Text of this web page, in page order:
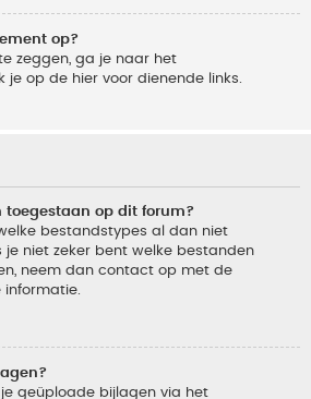
op?
zeggen, ga je naar het
je op de hier voor dienende links.
toegestaan op dit forum?
bestandstypes al dan niet
niet zeker bent welke bestanden
neem dan contact op met de
informatie.
geüploade bijlagen via het